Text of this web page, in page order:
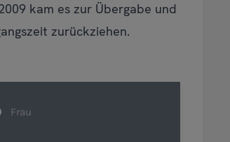
kam es zur Übergabe und
zurückziehen.
Frau